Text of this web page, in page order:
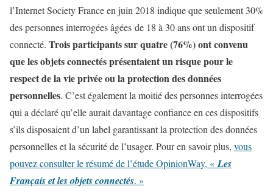
l’Internet Society France en juin 2018 indique que seulement 30%
des personnes interrogées âgées de 18 à 30 ans ont un dispositif
connecté. Trois participants sur quatre (76%) ont convenu
que les objets connectés présentaient un risque pour le
respect de la vie privée ou la protection des données
personnelles. C’est également la moitié des personnes interrogées
qui a déclaré qu’elle aurait davantage confiance en ces dispositifs
s’ils disposaient d’un label garantissant la protection des données
personnelles et la sécurité de l’usager. Pour en savoir plus, vous
pouvez consulter le résumé de l’étude OpinionWay, « Les
Français et les objets connectés. »